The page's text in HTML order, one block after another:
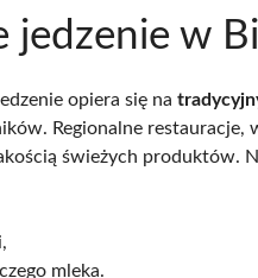
w
opiera się na
Regionalne restauracje,
świeżych produktów.
mleka.